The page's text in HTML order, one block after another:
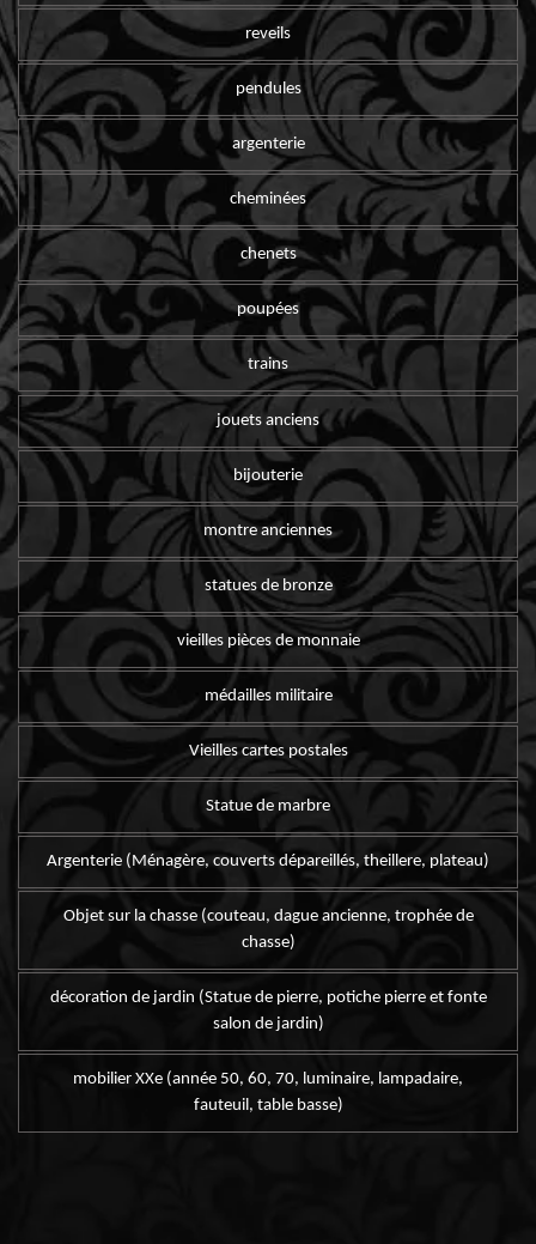
reveils
pendules
argenterie
cheminées
chenets
poupées
trains
jouets anciens
bijouterie
montre anciennes
statues de bronze
vieilles pièces de monnaie
médailles militaire
Vieilles cartes postales
Statue de marbre
Argenterie (Ménagère, couverts dépareillés, theillere, plateau)
Objet sur la chasse (couteau, dague ancienne, trophée de
chasse)
décoration de jardin (Statue de pierre, potiche pierre et fonte
salon de jardin)
mobilier XXe (année 50, 60, 70, luminaire, lampadaire,
fauteuil, table basse)